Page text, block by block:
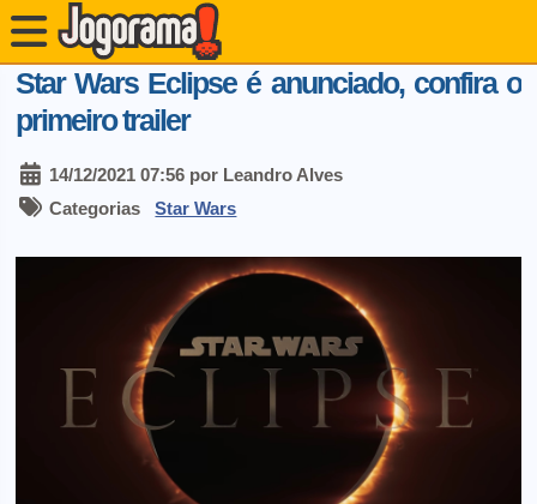
Star Wars Eclipse é anunciado, confira o
primeiro trailer
14/12/2021 07:56 por Leandro Alves
CategoriasStar Wars